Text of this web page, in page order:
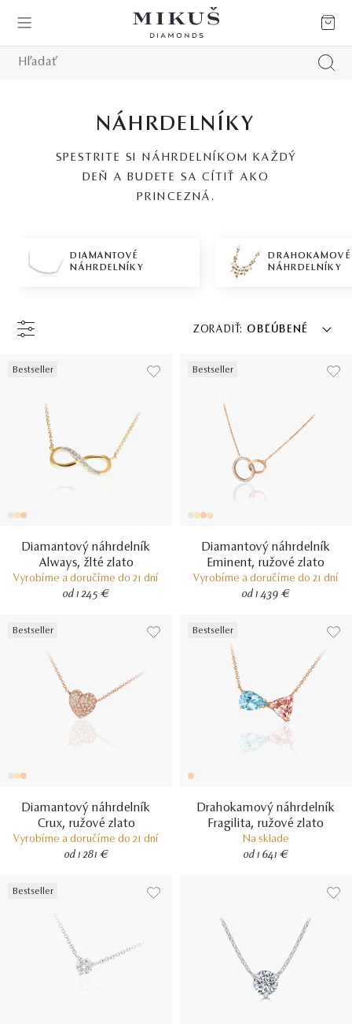
NÁHRDELNÍKY
SPESTRITE SI NÁHRDELNÍKOM KAŽDÝ
DEŇ A BUDETE SA CÍTIŤ AKO
PRINCEZNÁ.
DIAMANTOVÉ
NÁHRDELNÍKY
DRAHOKAMOVÉ
NÁHRDELNÍKY
ZORADIŤ: OBĽÚBENÉ
Bestseller
Diamantový náhrdelník
Always, žlté zlato
Vyrobíme a doručíme do 21 dní
od 1 245 €
Bestseller
Diamantový náhrdelník
Eminent, ružové zlato
Vyrobíme a doručíme do 21 dní
od 1 439 €
Bestseller
Diamantový náhrdelník
Crux, ružové zlato
Vyrobíme a doručíme do 21 dní
od 1 281 €
Bestseller
Drahokamový náhrdelník
Fragilita, ružové zlato
Na sklade
od 1 641 €
Bestseller